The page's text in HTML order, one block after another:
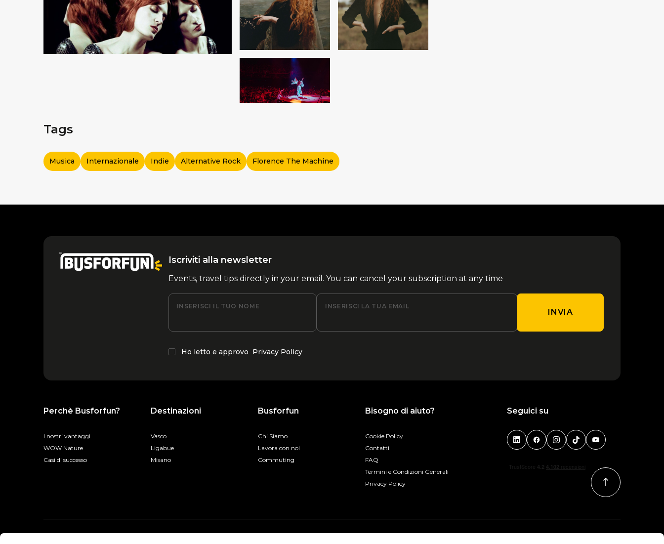
Tags
Musica Internazionale Indie Alternative Rock Florence The Machine
Iscriviti alla newsletter
Events, travel tips directly in your email. You can cancel your subscription at any time
INSERISCI IL TUO NOME INSERISCI LA TUA EMAIL
INVIA
Ho letto e approvo Privacy Policy
Perchè Busforfun?
I nostri vantaggi
WOW Nature
Casi di successo
Destinazioni
Vasco
Ligabue
Misano
Busforfun
Chi Siamo
Lavora con noi
Commuting
Bisogno di aiuto?
Cookie Policy
Contatti
FAQ
Termini e Condizioni Generali
Privacy Policy
Seguici su